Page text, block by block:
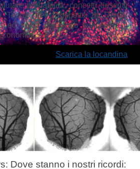
probabilità, concetti descritti
Teoria del Prospetto di Daniel
edunico psicologo a ricevere il
Scarica la locandina
Dove stanno i nostri ricordi: